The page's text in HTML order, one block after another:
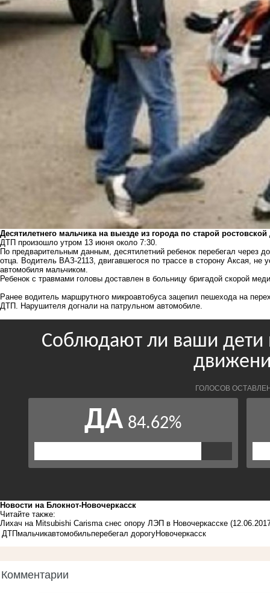
Десятилетнего мальчика на выезде из города по старой
ДТП произошло утром 13 июня около 7:30.
По предварительным данным, десятилетний ребенок перебегал через
отца. Водитель ВАЗ-2113, двигавшегося по трассе в сторону Аксая, не
автомобиля мальчиком.
Ребенок с травмами головы доставлен в больницу бригадой скорой
Ранее водитель маршрутного микроавтобуса зацепил пешехода на
ДТП. Нарушителя догнали на патрульном автомобиле.
Новости на Блoкнoт-Новочеркасск
Читайте также:
Лихач на Mitsubishi Carisma снес опору ЛЭП в Новочеркасске
ДТПмальчикавтомобильперебегал дорогуНовочеркасск
Комментарии